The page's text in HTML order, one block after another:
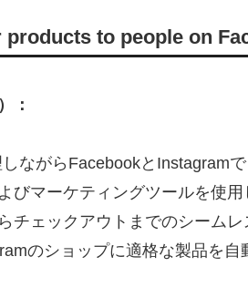
to people on
：
ながらFacebookとInstagram
びマーケティングツールを使
チェックアウトまでのシーム
のショップに適格な製品を